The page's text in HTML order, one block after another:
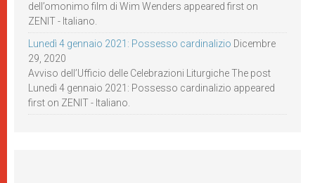
dell’omonimo film di Wim Wenders appeared first on
ZENIT - Italiano.
Lunedì 4 gennaio 2021: Possesso cardinalizio Dicembre
29, 2020
Avviso dell’Ufficio delle Celebrazioni Liturgiche The post
Lunedì 4 gennaio 2021: Possesso cardinalizio appeared
first on ZENIT - Italiano.